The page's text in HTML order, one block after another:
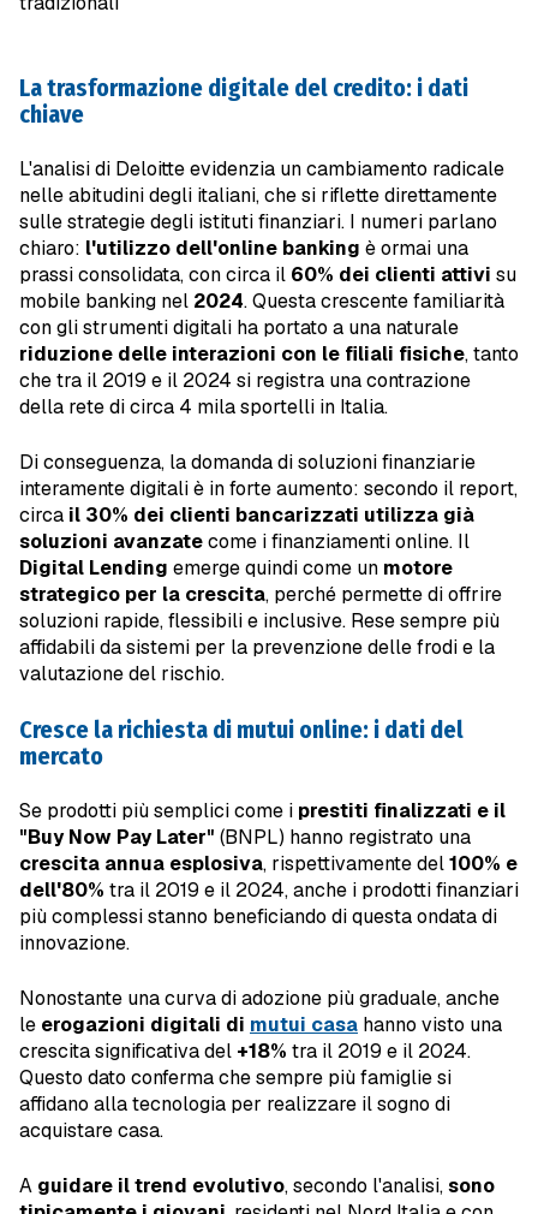
La trasformazione digitale del credito: i dati
chiave
L'analisi di Deloitte evidenzia un cambiamento radicale
nelle abitudini degli italiani, che si riflette direttamente
sulle strategie degli istituti finanziari. I numeri parlano
chiaro: l'utilizzo dell'online banking è ormai una
prassi consolidata, con circa il 60% dei clienti attivi su
mobile banking nel 2024. Questa crescente familiarità
con gli strumenti digitali ha portato a una naturale
riduzione delle interazioni con le filiali fisiche, tanto
che tra il 2019 e il 2024 si registra una contrazione
della rete di circa 4 mila sportelli in Italia.
Di conseguenza, la domanda di soluzioni finanziarie
interamente digitali è in forte aumento: secondo il report,
circa il 30% dei clienti bancarizzati utilizza già
soluzioni avanzatecome i finanziamenti online. Il
Digital Lending emerge quindi come un motore
strategico per la crescita, perché permette di offrire
soluzioni rapide, flessibili e inclusive. Rese sempre più
affidabili da sistemi per la prevenzione delle frodi e la
valutazione del rischio.
Cresce la richiesta di mutui online: i dati del
mercato
Se prodotti più semplici come i prestiti finalizzati e il
"Buy Now Pay Later" (BNPL) hanno registrato una
crescita annua esplosiva, rispettivamente del100% e
dell'80% tra il 2019 e il 2024, anche i prodotti finanziari
più complessi stanno beneficiando di questa ondata di
innovazione.
Nonostante una curva di adozione più graduale, anche
le erogazioni digitali di mutui casa hanno visto una
crescita significativa del +18% tra il 2019 e il 2024.
Questo dato conferma che sempre più famiglie si
affidano alla tecnologia per realizzare il sogno di
acquistare casa.
A guidare il trend evolutivo, secondo l'analisi,sono